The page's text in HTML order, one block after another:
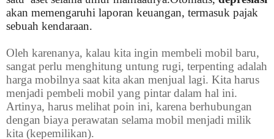
akan memengaruhi laporan keuangan, termasuk pajak
sebuah kendaraan.
Oleh karenanya, kalau kita ingin membeli mobil baru,
sangat perlu menghitung untung rugi, terpenting adalah
harga mobilnya saat kita akan menjual lagi. Kita harus
menjadi pembeli mobil yang pintar dalam hal ini.
Artinya, harus melihat poin ini, karena berhubungan
dengan biaya perawatan selama mobil menjadi milik
kita (kepemilikan).